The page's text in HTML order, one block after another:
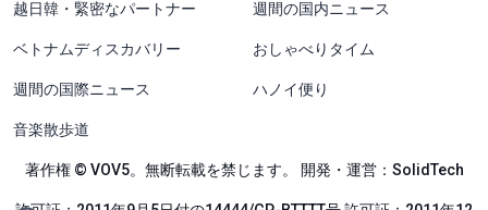
越日韓・緊密なパートナー 週間の国内ニュース
ベトナムディスカバリー おしゃべりタイム
週間の国際ニュース ハノイ便り
音楽散歩道
著作権 © VOV5。無断転載を禁じます。 開発・運営：SolidTech